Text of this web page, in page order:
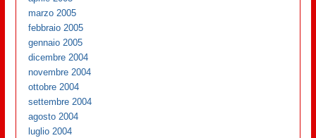
marzo 2005
febbraio 2005
gennaio 2005
dicembre 2004
novembre 2004
ottobre 2004
settembre 2004
agosto 2004
luglio 2004